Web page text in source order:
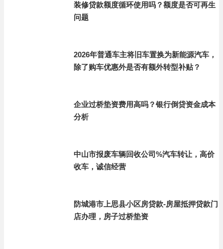
装修贷款额度循环使用吗？额度是否可再生
问题
2026年普通车主将旧车置换为新能源汽车，
除了购车优惠外是否有额外转型补贴？
企业过桥垫资费用高吗？银行倒贷资金成本
分析
中山市报废车辆回收公司%汽车转让，高价
收车，诚信经营
防城港市上思县小区房贷款-房屋抵押贷款门
店办理，房子过桥垫资